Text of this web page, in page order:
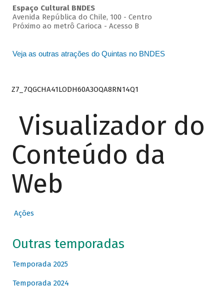
Espaço Cultural BNDES
Avenida República do Chile, 100 - Centro
Próximo ao metrô Carioca - Acesso B
Veja as outras atrações do Quintas no BNDES
Z7_7QGCHA41LODH60A3OQA8RN14Q1
Visualizador do
Conteúdo da
Web
Ações
Outras temporadas
Temporada 2025
Temporada 2024